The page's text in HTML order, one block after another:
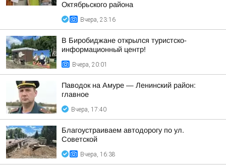
Октябрьского района
Вчера, 23:16
В Биробиджане открылся туристско-
информационный центр!
Вчера, 20:01
Паводок на Амуре — Ленинский район:
главное
Вчера, 17:40
Благоустраиваем автодорогу по ул.
Советской
Вчера, 16:38